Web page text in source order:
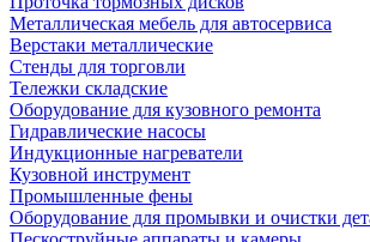
Металлическая мебель для автосервиса
Верстаки металлические
Стенды для торговли
Тележки складские
Оборудование для кузовного ремонта
Гидравлические насосы
Индукционные нагреватели
Кузовной инструмент
Промышленные фены
Оборудование для промывки и очистки